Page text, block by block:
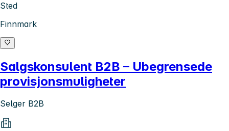
Sted
Finnmark
Salgskonsulent B2B – Ubegrensede
provisjonsmuligheter
Selger B2B